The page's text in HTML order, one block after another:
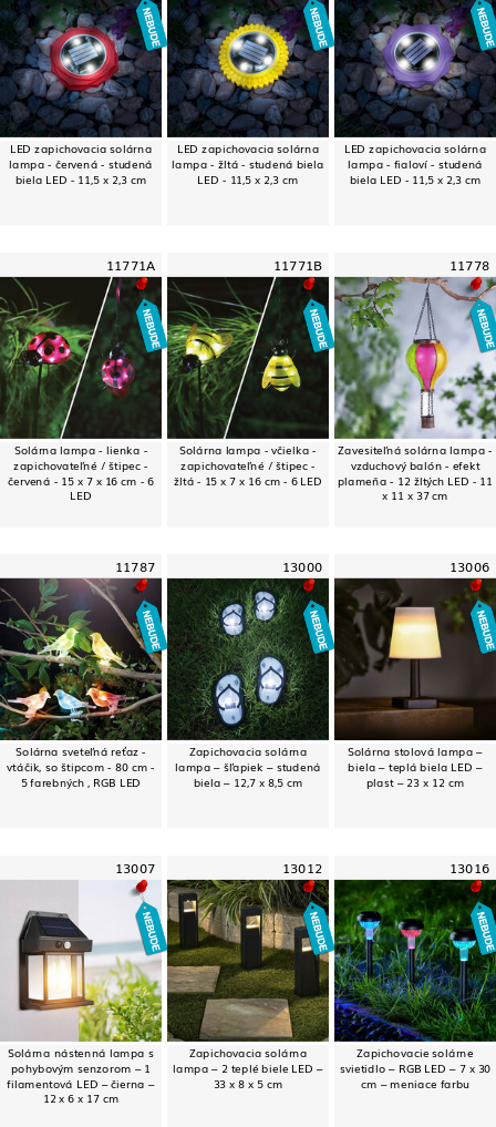
LED zapichovacia solárna
lampa - červená - studená
biela LED - 11,5 x 2,3 cm
LED zapichovacia solárna
lampa - žltá - studená biela
LED - 11,5 x 2,3 cm
LED zapichovacia solárna
lampa - fialoví - studená
biela LED - 11,5 x 2,3 cm
11771A
Solárna lampa - lienka -
zapichovateľné / štipec -
červená - 15 x 7 x 16 cm - 6
LED
11771B
Solárna lampa - včielka -
zapichovateľné / štipec -
žltá - 15 x 7 x 16 cm - 6 LED
11778
Zavesiteľná solárna lampa -
vzduchový balón - efekt
plameňa - 12 žltých LED - 11
x 11 x 37 cm
11787
Solárna sveteľná reťaz -
vtáčik, so štipcom - 80 cm -
5 farebných , RGB LED
13000
Zapichovacia solárna
lampa – šľapiek – studená
biela – 12,7 x 8,5 cm
13006
Solárna stolová lampa –
biela – teplá biela LED –
plast – 23 x 12 cm
13007
Solárna nástenná lampa s
pohybovým senzorom – 1
filamentová LED – čierna –
12 x 6 x 17 cm
13012
Zapichovacia solárna
lampa – 2 teplé biele LED –
33 x 8 x 5 cm
13016
Zapichovacie solárne
svietidlo – RGB LED – 7 x 30
cm – meniace farbu